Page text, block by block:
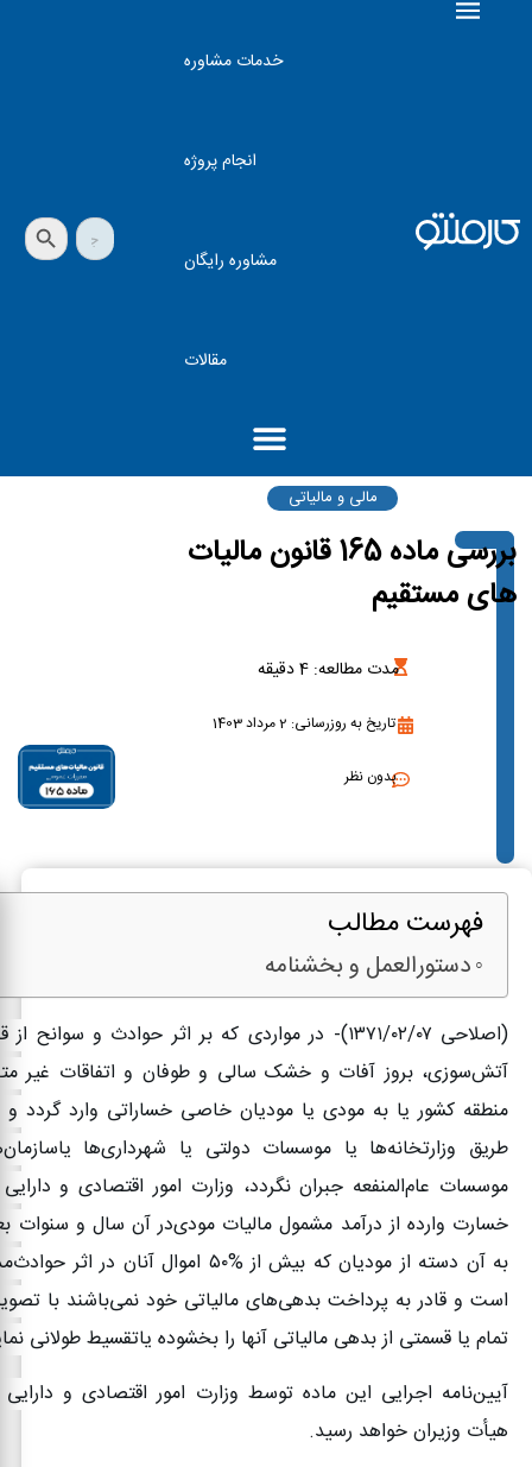
خدمات مشاوره
انجام پروژه
مشاوره رایگان
مقالات
جستجو
برای:
دکمه جستجو
مالی و مالیاتی
بررسی ماده 165 قانون مالیات
های مستقیم
مدت مطالعه: 4دقیقه
تاریخ به روزرسانی: 2 مرداد 1403
بدون نظر
فهرست مطالب
دستورالعمل و بخشنامه
(اصلاحی ۱۳۷۱/۰۲/۰۷)-
در مواردی که بر اثر حوادث و سوانح از
آتش‌سوزی، بروز آفات و خشک سالی و طوفان و اتفاقات غیر
منطقه کشور یا به مودی یا مودیان خاصی خساراتی وارد گردد و
طریق وزارتخانه‌ها یا موسسات دولتی یا شهرداری‌ها
موسسات عام‌المنفعه جبران نگردد، وزارت امور اقتصادی و
خسارت وارده از درآمد مشمول مالیات مودی‌در آن سال و سنوات
به آن دسته از مودیان که بیش از ۵۰% اموال آنان در اثر
است و قادر به پرداخت بدهی‌های مالیاتی خود نمی‌باشند با
تمام یا قسمتی از بدهی مالیاتی آنها را بخشوده یا‌تقسیط طولانی
‌آیین‌نامه اجرایی این ماده توسط وزارت امور اقتصادی و
هیأت وزیران خواهد رسید.